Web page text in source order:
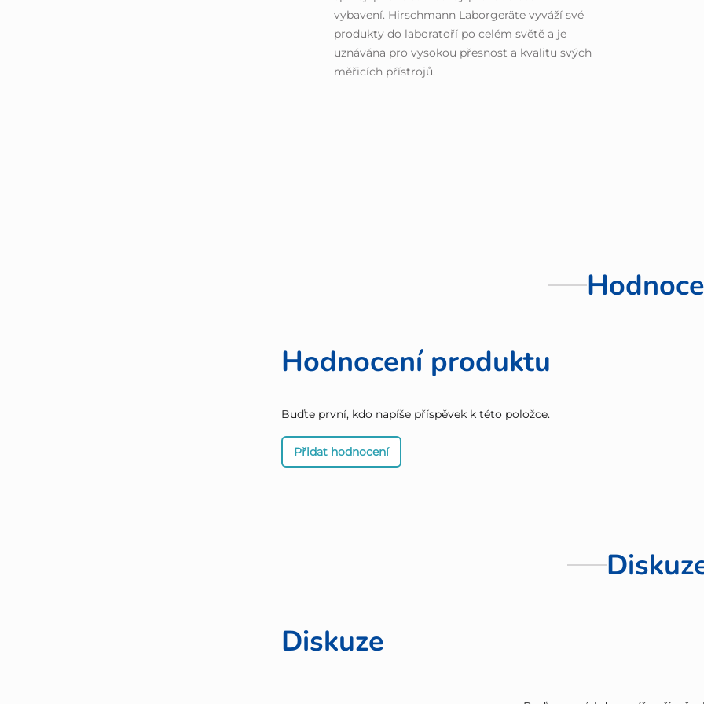
vybavení. Hirschmann Laborgeräte vyváží své
produkty do laboratoří po celém světě a je
uznávána pro vysokou přesnost a kvalitu svých
měřicích přístrojů.
Hodnocení produktu
Buďte první, kdo napíše příspěvek k této položce.
Přidat hodnocení
Diskuze